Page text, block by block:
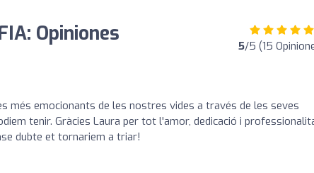
Opiniones 5/5 (15
més emocionants de les nostres vides a través de les seves
tenir. Gràcies Laura per tot l'amor, dedicació i
dubte et tornariem a triar!